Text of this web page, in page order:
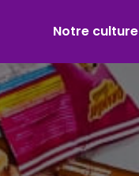
Notre culture